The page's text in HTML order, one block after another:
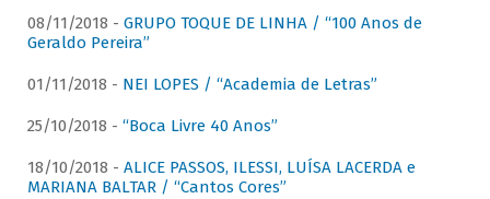
08/11/2018 - GRUPO TOQUE DE LINHA / “100 Anos de
Geraldo Pereira”
01/11/2018 - NEI LOPES / “Academia de Letras”
25/10/2018 - “Boca Livre 40 Anos”
18/10/2018 - ALICE PASSOS, ILESSI, LUÍSA LACERDA e
MARIANA BALTAR / “Cantos Cores”